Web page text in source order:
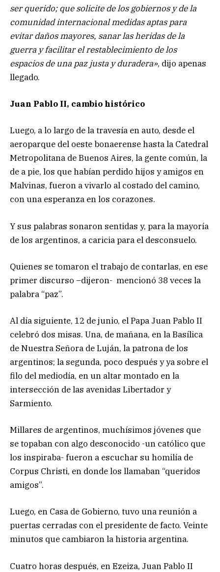
ser querido; que solicite de los gobiernos y de la
comunidad internacional medidas aptas para
evitar daños mayores, sanar las heridas de la
guerra y facilitar el restablecimiento de los
espacios de una paz justa y duradera», dijo apenas
llegado.
Juan Pablo II, cambio histórico
Luego, a lo largo de la travesía en auto, desde el
aeroparque del oeste bonaerense hasta la Catedral
Metropolitana de Buenos Aires, la gente común, la
de a pie, los que habían perdido hijos y amigos en
Malvinas, fueron a vivarlo al costado del camino,
con una esperanza en los corazones.
Y sus palabras sonaron sentidas y, para la mayoría
de los argentinos, a caricia para el desconsuelo.
Quienes se tomaron el trabajo de contarlas, en ese
primer discurso –dijeron- mencionó 38 veces la
palabra “paz”.
Al día siguiente, 12 de junio, el Papa Juan Pablo II
celebró dos misas. Una, de mañana, en la Basílica
de Nuestra Señora de Luján, la patrona de los
argentinos; la segunda, poco después y ya sobre el
filo del mediodía, en un altar montado en la
intersección de las avenidas Libertador y
Sarmiento.
Millares de argentinos, muchísimos jóvenes que
se topaban con algo desconocido -un católico que
los inspiraba- fueron a escuchar su homilía de
Corpus Christi, en donde los llamaban “queridos
amigos”.
Luego, en Casa de Gobierno, tuvo una reunión a
puertas cerradas con el presidente de facto. Veinte
minutos que cambiaron la historia argentina.
Cuatro horas después, en Ezeiza, Juan Pablo II